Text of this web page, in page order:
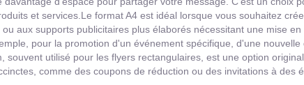
et services.Le format A4 est idéal lorsque vous souhaitez
aux supports publicitaires plus élaborés nécessitant une mise en
pour la promotion d'un événement spécifique, d'une nouvelle
utilisé pour les flyers rectangulaires, est une option
comme des coupons de réduction ou des invitations à des